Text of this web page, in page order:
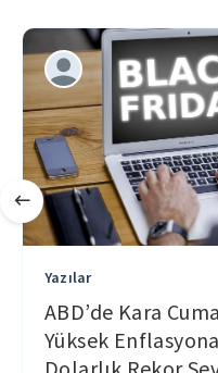
Yazılar
ABD’de Kara
Yüksek